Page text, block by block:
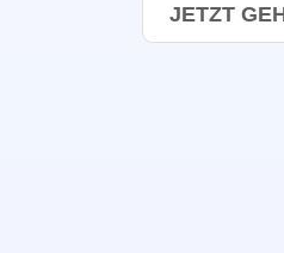
JETZT